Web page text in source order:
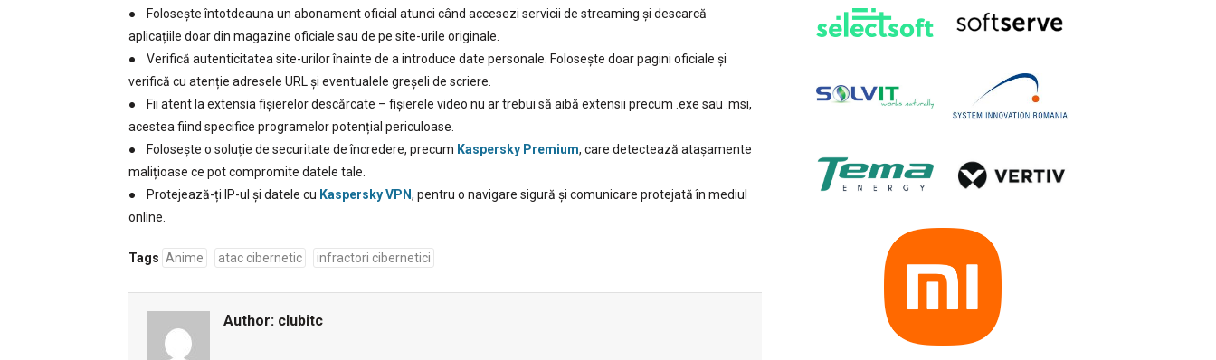
● Folosește întotdeauna un abonament oficial atunci când accesezi servicii de streaming și descarcă
aplicațiile doar din magazine oficiale sau de pe site-urile originale.
● Verifică autenticitatea site-urilor înainte de a introduce date personale. Folosește doar pagini oficiale și
verifică cu atenție adresele URL și eventualele greșeli de scriere.
● Fii atent la extensia fișierelor descărcate – fișierele video nu ar trebui să aibă extensii precum .exe sau .msi,
acestea fiind specifice programelor potențial periculoase.
● Folosește o soluție de securitate de încredere, precum Kaspersky Premium, care detectează atașamente
malițioase ce pot compromite datele tale.
● Protejează-ți IP-ul și datele cu Kaspersky VPN, pentru o navigare sigură și comunicare protejată în mediul
online.
Tags Anime atac cibernetic infractori cibernetici
Author: clubitc